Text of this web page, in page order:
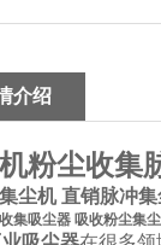
介绍
粉尘收集
尘机 直销脉冲
集吸尘器 吸收粉尘集